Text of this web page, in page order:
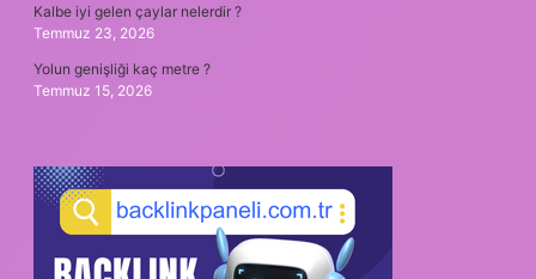
Kalbe iyi gelen çaylar nelerdir ?
Temmuz 23, 2026
Yolun genişliği kaç metre ?
Temmuz 15, 2026